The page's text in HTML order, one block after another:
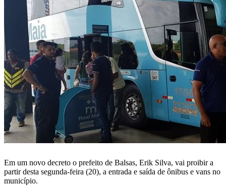
Em um novo decreto o prefeito de Balsas, Erik Silva, vai proibir a
partir desta segunda-feira (20), a entrada e saída de ônibus e vans no
município.